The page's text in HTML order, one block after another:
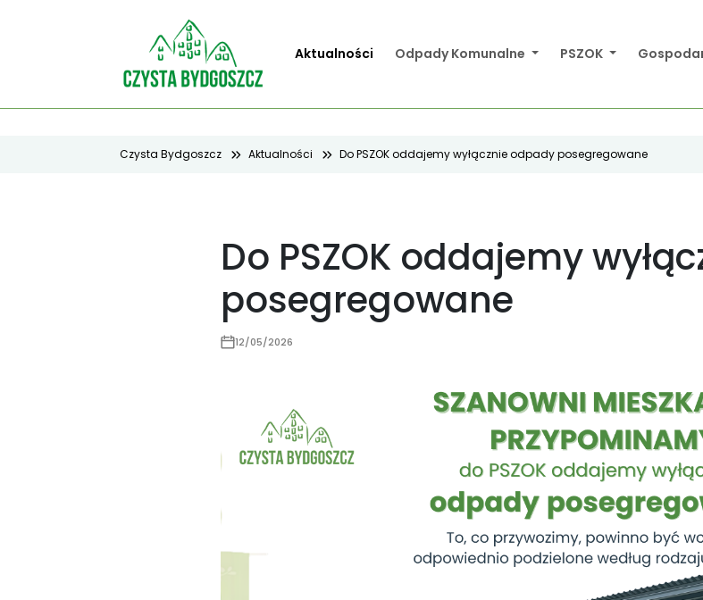
Aktualności Odpady Komunalne PSZOK
Czysta Bydgoszcz Aktualności Do PSZOK oddajemy wyłącznie odpady posegregowane
Do PSZOK oddajemy
posegregowane
12/05/2026